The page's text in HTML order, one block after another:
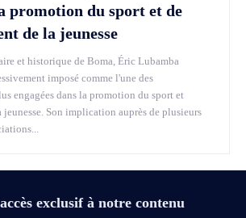
promotion du sport et de
de la jeunesse
et historique de Boma, Éric Lubamba
imposé comme l'une des
engagées dans la promotion du sport et
jeunesse. Son implication auprès de plusieurs
exclusif à notre contenu